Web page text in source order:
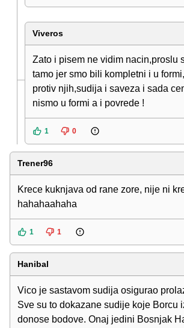
Viveros
Zato i pisem ne vidim nacin,proslu
tamo jer smo bili kompletni i u
protiv njih,sudija i saveza i sada
nismo u formi a i povrede !
1 0
Trener96
Krece kuknjava od rane zore, nije ni
hahahaahaha
1 1
Hanibal
Vico je sastavom sudija osigurao
Sve su to dokazane sudije koje Borcu
donose bodove. Onaj jedini Bosnjak